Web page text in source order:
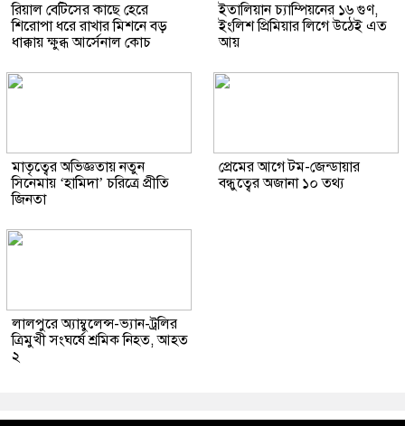
রিয়াল বেটিসের কাছে হেরে
শিরোপা ধরে রাখার মিশনে বড়
ধাক্কায় ক্ষুব্ধ আর্সেনাল কোচ
ইতালিয়ান চ্যাম্পিয়নের ১৬ গুণ,
ইংলিশ প্রিমিয়ার লিগে উঠেই এত
আয়
মাতৃত্বের অভিজ্ঞতায় নতুন
সিনেমায় ‘হামিদা’ চরিত্রে প্রীতি
জিনতা
প্রেমের আগে টম-জেন্ডায়ার
বন্ধুত্বের অজানা ১০ তথ্য
লালপুরে অ্যাম্বুলেন্স-ভ্যান-ট্রলির
ত্রিমুখী সংঘর্ষে শ্রমিক নিহত, আহত
২